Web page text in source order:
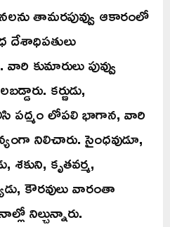
తామరపువ్వు ఆకారంలో
దేశాధిపతులు
కుమారులు పువ్వు
కర్ణుడు,
పద్మం లోపలి భాగాన, వారి
నిలిచారు. సైంధవుడూ,
కృతవర్మ,
కౌరవులు వారంతా
నిల్చున్నారు.